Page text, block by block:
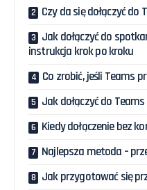
Czy da się dołączyć
Jak dołączyć do
instrukcja krok po kroku
Co zrobić, jeśli Teams
Jak dołączyć do
Kiedy dołączenie bez
Najlepsza metoda –
Jak przygotować się